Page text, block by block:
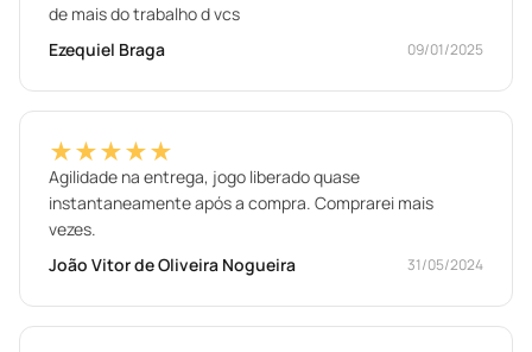
de mais do trabalho d vcs
Ezequiel Braga
09/01/2025
★★★★★
Agilidade na entrega, jogo liberado quase
instantaneamente após a compra. Comprarei mais
vezes.
João Vitor de Oliveira Nogueira
31/05/2024